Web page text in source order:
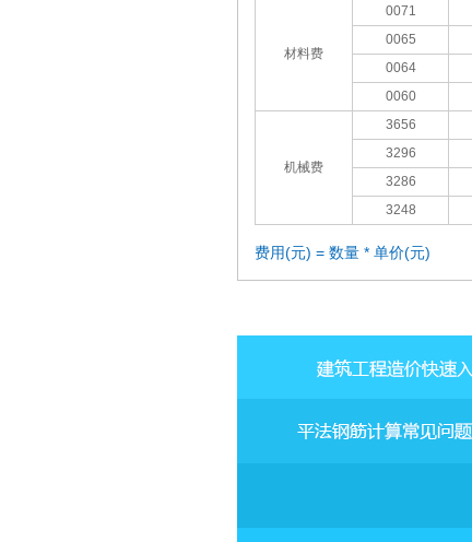
材料费
0071
0065
0064
0060
机械费
3656
3296
3286
3248
费用(元) = 数量 * 单价(元)